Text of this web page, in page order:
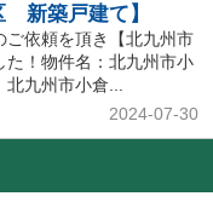
新築戸建て】
ご依頼を頂き【北九州市
！物件名：北九州市小
九州市小倉...
2024-07-30